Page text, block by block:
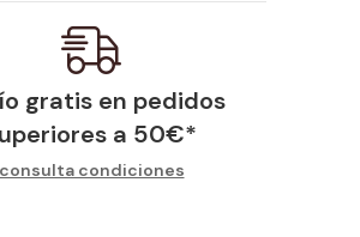
gratis en pedidos
a 50€*
consulta condiciones